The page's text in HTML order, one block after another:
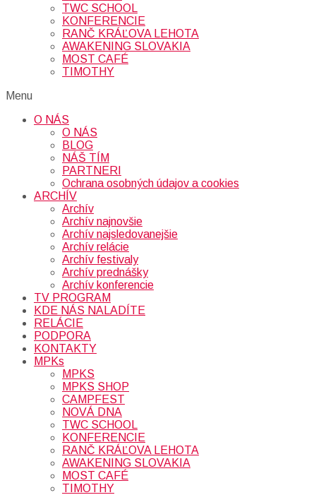
TWC SCHOOL
KONFERENCIE
RANČ KRÁĽOVA LEHOTA
AWAKENING SLOVAKIA
MOST CAFÉ
TIMOTHY
Menu
O NÁS
O NÁS
BLOG
NÁŠ TÍM
PARTNERI
Ochrana osobných údajov a cookies
ARCHÍV
Archív
Archív najnovšie
Archív najsledovanejšie
Archív relácie
Archív festivaly
Archív prednášky
Archív konferencie
TV PROGRAM
KDE NÁS NALADÍTE
RELÁCIE
PODPORA
KONTAKTY
MPKs
MPKS
MPKS SHOP
CAMPFEST
NOVÁ DNA
TWC SCHOOL
KONFERENCIE
RANČ KRÁĽOVA LEHOTA
AWAKENING SLOVAKIA
MOST CAFÉ
TIMOTHY